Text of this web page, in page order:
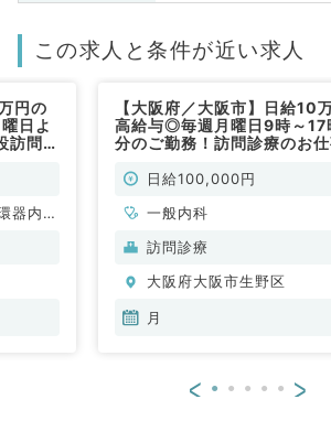
この求人と条件が近い求人
円の
日よ
訪問診
器内
【大阪府／大阪市】日給10
高給与◎毎週月曜日9時～17
分のご勤務！訪問診療のお仕
日給100,000円
一般内科
訪問診療
大阪府大阪市生野区
月
< >